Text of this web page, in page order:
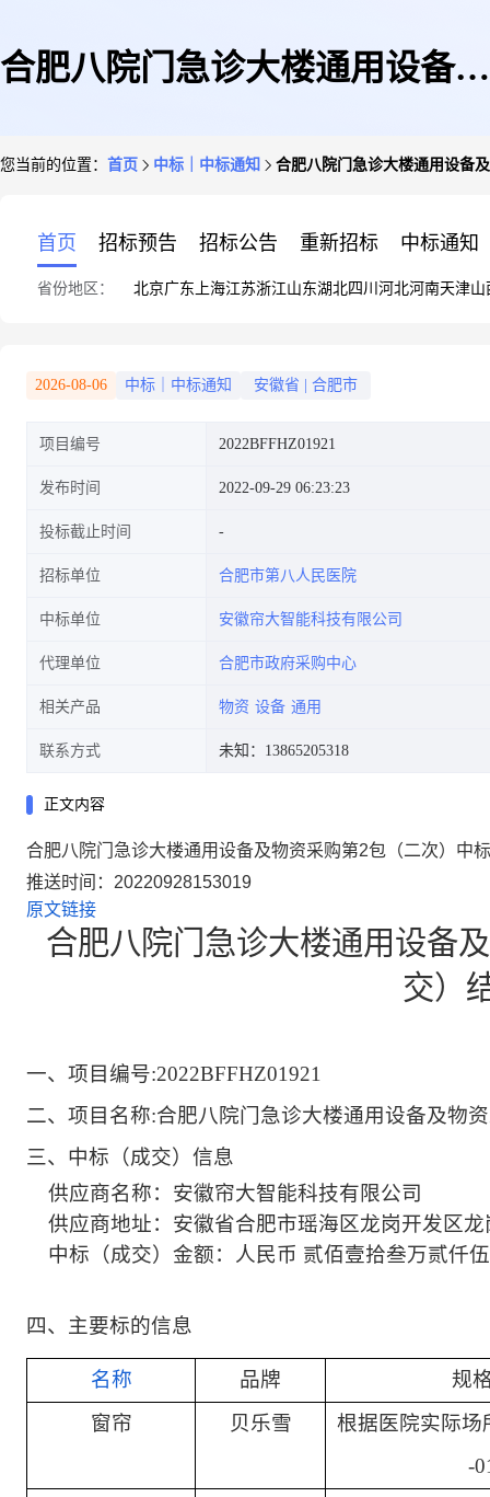
合肥八院门急诊大楼通用设备及
您当前的位置： 首页 中标｜中标通知 合肥八院门急诊大楼通用设备
首页 招标预告 招标公告 重新招标 中标通知
省份地区： 北京广东 上海江苏浙江山东湖北四川 河北河南天津山
2026-08-06 中标｜中标通知 安徽省 合肥市
项目编号 2022BFFHZ01921
发布时间 2022-09-29 06:23:23
投标截止时间
招标单位 合肥市第八人民医院
中标单位 安徽帘大智能科技有限公司
代理单位 合肥市政府采购中心
相关产品 物资 设备 通用
联系方式 未知：13865205318
正文内容
合肥八院门急诊大楼通用设备及物资采购第2包（二次）中
推送时间： 20220928153019
原文链接
合肥八院门急诊大楼通用设备
交）
一、项目编号:2022BFFHZ01921
二、项目名称:合肥八院门急诊大楼通用设备及物
三、中标（成交）信息
供应商名称：安徽帘大智能科技有限公司
供应商地址：安徽省合肥市瑶海区龙岗开发区
中标（成交）金额：人民币 贰佰壹拾叁万贰仟
四、主要标的信息
名称 品牌
规
窗帘
贝乐雪
根据医院实际
-